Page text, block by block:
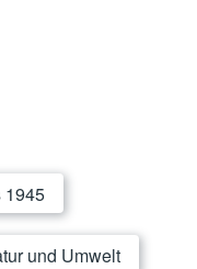
1945
und Umwelt